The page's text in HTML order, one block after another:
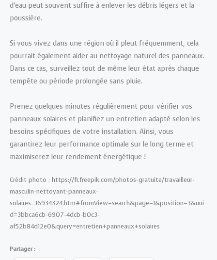
d’eau peut souvent suffire à enlever les débris légers et la
poussière.
Si vous vivez dans une région où il pleut fréquemment, cela
pourrait également aider au nettoyage naturel des panneaux.
Dans ce cas, surveillez tout de même leur état après chaque
tempête ou période prolongée sans pluie.
Prenez quelques minutes régulièrement pour vérifier vos
panneaux solaires et planifiez un entretien adapté selon les
besoins spécifiques de votre installation. Ainsi, vous
garantirez leur performance optimale sur le long terme et
maximiserez leur rendement énergétique !
Crédit photo : https://fr.freepik.com/photos-gratuite/travailleur-
masculin-nettoyant-panneaux-
solaires_16934324.htm#fromView=search&page=1&position=3&uui
d=3bbca6cb-6907-4dcb-b0c3-
af52b84d12e0&query=entretien+panneaux+solaires
Partager :